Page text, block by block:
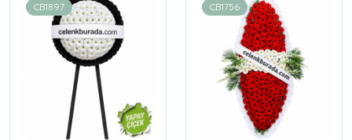
CB1897 CB1756